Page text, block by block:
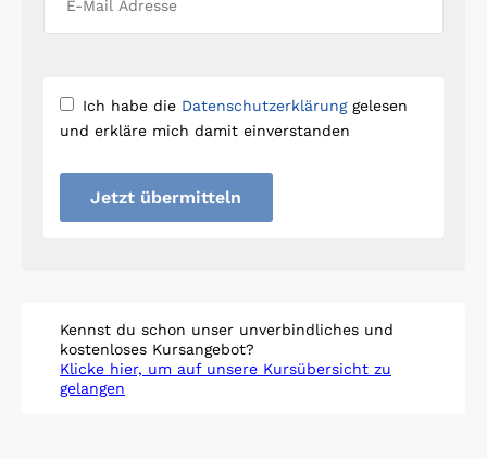
Ich habe die Datenschutzerklärunggelesen
und erkläre mich damit einverstanden
Jetzt übermitteln
Kennst du schon unser unverbindliches und
kostenloses Kursangebot?
Klicke hier, um auf unsere Kursübersicht zu
gelangen